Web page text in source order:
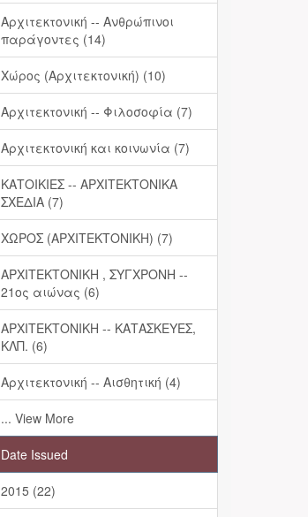
Αρχιτεκτονική -- Ανθρώπινοι
παράγοντες (14)
Χώρος (Αρχιτεκτονική) (10)
Αρχιτεκτονική -- Φιλοσοφία (7)
Αρχιτεκτονική και κοινωνία (7)
ΚΑΤΟΙΚΙΕΣ -- ΑΡΧΙΤΕΚΤΟΝΙΚΑ
ΣΧΕΔΙΑ (7)
ΧΩΡΟΣ (ΑΡΧΙΤΕΚΤΟΝΙΚΗ) (7)
ΑΡΧΙΤΕΚΤΟΝΙΚΗ , ΣΥΓΧΡΟΝΗ --
21ος αιώνας (6)
ΑΡΧΙΤΕΚΤΟΝΙΚΗ -- ΚΑΤΑΣΚΕΥΕΣ,
ΚΛΠ. (6)
Αρχιτεκτονική -- Αισθητική (4)
... View More
Date Issued
2015 (22)